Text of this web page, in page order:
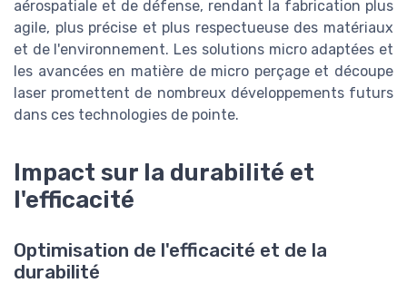
aérospatiale et de défense, rendant la fabrication plus
agile, plus précise et plus respectueuse des matériaux
et de l'environnement. Les solutions micro adaptées et
les avancées en matière de micro perçage et découpe
laser promettent de nombreux développements futurs
dans ces technologies de pointe.
Impact sur la durabilité et
l'efficacité
Optimisation de l'efficacité et de la
durabilité